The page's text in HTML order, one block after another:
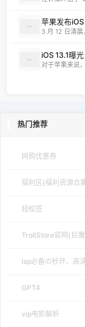
苹果发布
3 月 12 日清
iOS 13.1曝
对于苹果来说
热门推荐
网购优惠券
福利区(福利资源合
轻松签
TrollStore官网(巨
lsp必备の秒开、高
GPT4
vip电影解析